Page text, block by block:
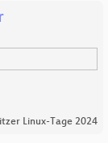
Linux-Tage 2024